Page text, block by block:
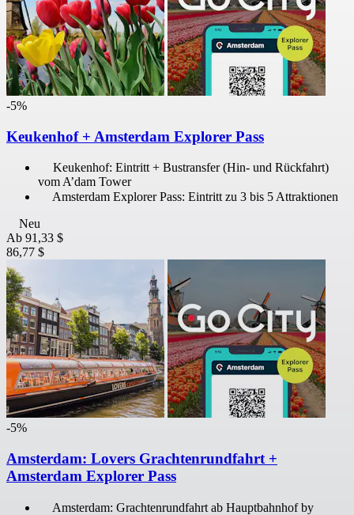
-5%
Keukenhof + Amsterdam Explorer Pass
Keukenhof: Eintritt + Bustransfer (Hin- und Rückfahrt)
vom A’dam Tower
Amsterdam Explorer Pass: Eintritt zu 3 bis 5 Attraktionen
Neu
Ab 91,33 $
86,77 $
-5%
Amsterdam: Lovers Grachtenrundfahrt +
Amsterdam Explorer Pass
Amsterdam: Grachtenrundfahrt ab Hauptbahnhof by